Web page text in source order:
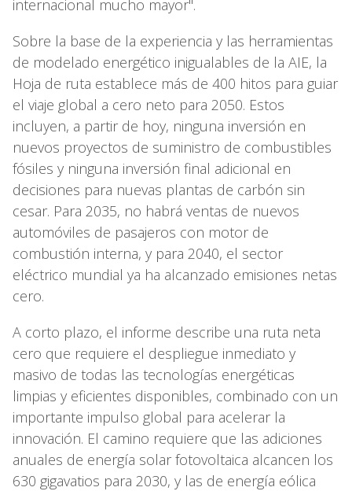
internacional mucho mayor".
Sobre la base de la experiencia y las herramientas
de modelado energético inigualables de la AIE, la
Hoja de ruta establece más de 400 hitos para guiar
el viaje global a cero neto para 2050. Estos
incluyen, a partir de hoy, ninguna inversión en
nuevos proyectos de suministro de combustibles
fósiles y ninguna inversión final adicional en
decisiones para nuevas plantas de carbón sin
cesar. Para 2035, no habrá ventas de nuevos
automóviles de pasajeros con motor de
combustión interna, y para 2040, el sector
eléctrico mundial ya ha alcanzado emisiones netas
cero.
A corto plazo, el informe describe una ruta neta
cero que requiere el despliegue inmediato y
masivo de todas las tecnologías energéticas
limpias y eficientes disponibles, combinado con un
importante impulso global para acelerar la
innovación. El camino requiere que las adiciones
anuales de energía solar fotovoltaica alcancen los
630 gigavatios para 2030, y las de energía eólica